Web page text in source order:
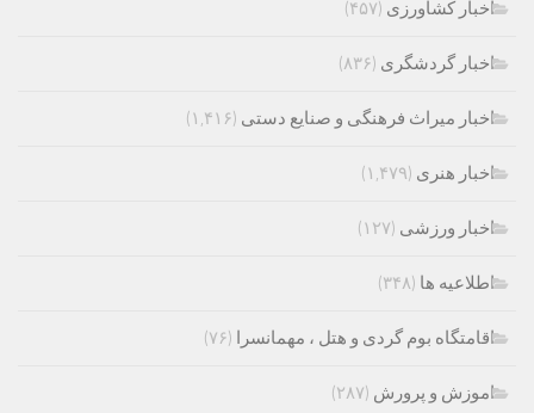
اخبار کشاورزی (۴۵۷)
اخبار گردشگری (۸۳۶)
اخبار میراث فرهنگی و صنایع دستی (۱,۴۱۶)
اخبار هنری (۱,۴۷۹)
اخبار ورزشی (۱۲۷)
اطلاعیه ها (۳۴۸)
اقامتگاه بوم گردی و هتل ، مهمانسرا (۷۶)
اموزش و پرورش (۲۸۷)